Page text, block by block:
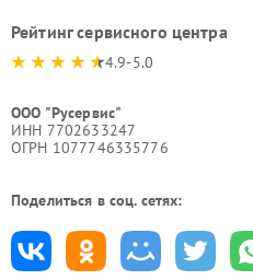
Рейтинг сервисного центра
4.9-5.0
ООО "Русервис"
ИНН 7702633247
ОГРН 1077746335776
Поделиться в соц. сетях: